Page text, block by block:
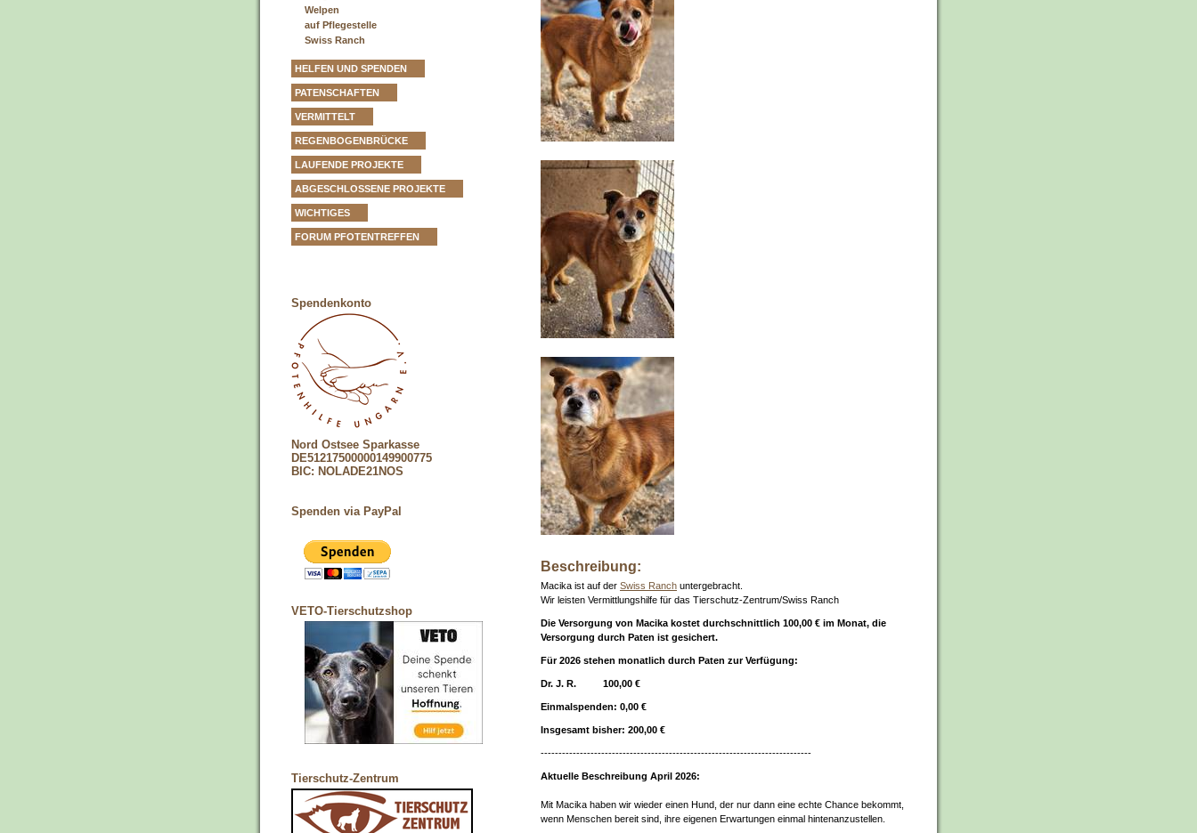
Welpen
auf Pflegestelle
Swiss Ranch
HELFEN UND SPENDEN
PATENSCHAFTEN
VERMITTELT
REGENBOGENBRÜCKE
LAUFENDE PROJEKTE
ABGESCHLOSSENE PROJEKTE
WICHTIGES
FORUM PFOTENTREFFEN
Spendenkonto
Nord Ostsee Sparkasse
DE51217500000149900775
BIC: NOLADE21NOS
Spenden via PayPal
VETO-Tierschutzshop
Tierschutz-Zentrum
Beschreibung:
Macika ist auf der Swiss Ranch untergebracht.
Wir leisten Vermittlungshilfe für das Tierschutz-Zentrum/Swiss Ranch
Die Versorgung von Macika kostet durchschnittlich 100,00 € im Monat, die
Versorgung durch Paten ist gesichert.
Für 2026 stehen monatlich durch Paten zur Verfügung:
Dr. J. R. 100,00 €
Einmalspenden: 0,00 €
Insgesamt bisher: 200,00 €
----------------------------------------------------------------------------
Aktuelle Beschreibung April 2026:
Mit Macika haben wir wieder einen Hund, der nur dann eine echte Chance bekommt,
wenn Menschen bereit sind, ihre eigenen Erwartungen einmal hintenanzustellen.